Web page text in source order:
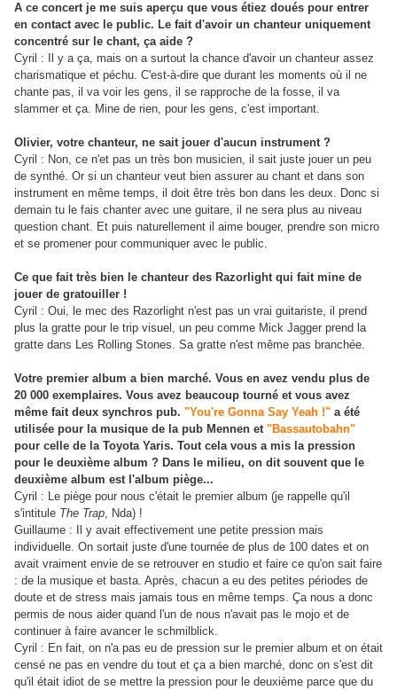
A ce concert je me suis aperçu que vous étiez doués pour entrer
en contact avec le public. Le fait d'avoir un chanteur uniquement
concentré sur le chant, ça aide ?
Cyril : Il y a ça, mais on a surtout la chance d'avoir un chanteur assez
charismatique et péchu. C'est-à-dire que durant les moments où il ne
chante pas, il va voir les gens, il se rapproche de la fosse, il va
slammer et ça. Mine de rien, pour les gens, c'est important.
Olivier, votre chanteur, ne sait jouer d'aucun instrument ?
Cyril : Non, ce n'et pas un très bon musicien, il sait juste jouer un peu
de synthé. Or si un chanteur veut bien assurer au chant et dans son
instrument en même temps, il doit être très bon dans les deux. Donc si
demain tu le fais chanter avec une guitare, il ne sera plus au niveau
question chant. Et puis naturellement il aime bouger, prendre son micro
et se promener pour communiquer avec le public.
Ce que fait très bien le chanteur des Razorlight qui fait mine de
jouer de gratouiller !
Cyril : Oui, le mec des Razorlight n'est pas un vrai guitariste, il prend
plus la gratte pour le trip visuel, un peu comme Mick Jagger prend la
gratte dans Les Rolling Stones. Sa gratte n'est même pas branchée.
Votre premier album a bien marché. Vous en avez vendu plus de
20 000 exemplaires. Vous avez beaucoup tourné et vous avez
même fait deux synchros pub. "You're Gonna Say Yeah !" a été
utilisée pour la musique de la pub Mennen et "Bassautobahn"
pour celle de la Toyota Yaris. Tout cela vous a mis la pression
pour le deuxième album ? Dans le milieu, on dit souvent que le
deuxième album est l'album piège...
Cyril : Le piège pour nous c'était le premier album (je rappelle qu'il
s'intitule The Trap, Nda) !
Guillaume : Il y avait effectivement une petite pression mais
individuelle. On sortait juste d'une tournée de plus de 100 dates et on
avait vraiment envie de se retrouver en studio et faire ce qu'on sait faire
: de la musique et basta. Après, chacun a eu des petites périodes de
doute et de stress mais jamais tous en même temps. Ça nous a donc
permis de nous aider quand l'un de nous n'avait pas le mojo et de
continuer à faire avancer le schmilblick.
Cyril : En fait, on n'a pas eu de pression sur le premier album et on était
censé ne pas en vendre du tout et ça a bien marché, donc on s'est dit
qu'il était idiot de se mettre la pression pour le deuxième parce que du